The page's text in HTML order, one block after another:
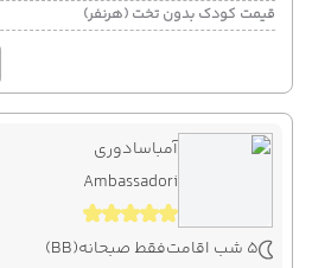
قیمت کودک بدون تخت (هرنفر)
آمباسادوری
Ambassadori
5 شب اقامت فقط صبحانه(BB)